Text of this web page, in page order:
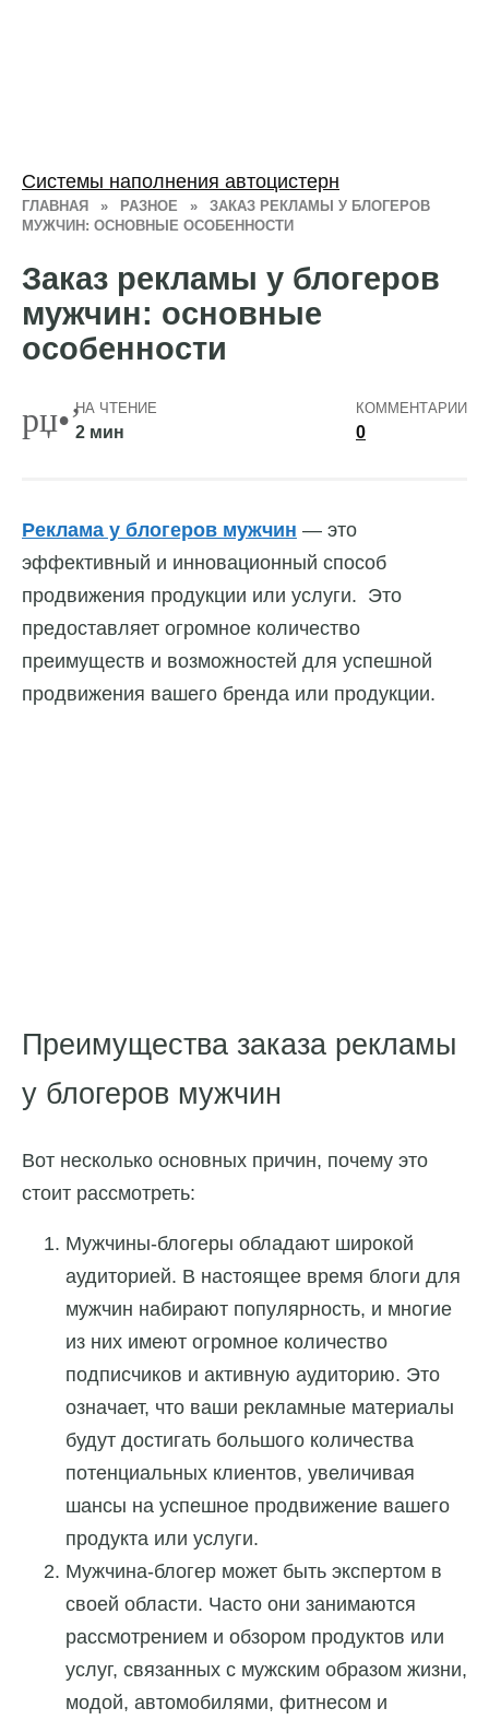
ГЛАВНАЯ » РАЗНОЕ »
ЗАКАЗ РЕКЛАМЫ У БЛОГЕРОВ
МУЖЧИН: ОСНОВНЫЕ ОСОБЕННОСТИ
Заказ рекламы у блогеров
мужчин: основные
особенности
НА ЧТЕНИЕ
2 мин
КОММЕНТАРИИ
0
Реклама у блогеров мужчин — это
эффективный и инновационный способ
продвижения продукции или услуги. Это
предоставляет огромное количество
преимуществ и возможностей для успешной
продвижения вашего бренда или продукции.
Преимущества заказа рекламы
у блогеров мужчин
Вот несколько основных причин, почему это
стоит рассмотреть:
Мужчины-блогеры обладают широкой
аудиторией. В настоящее время блоги для
мужчин набирают популярность, и многие
из них имеют огромное количество
подписчиков и активную аудиторию. Это
означает, что ваши рекламные материалы
будут достигать большого количества
потенциальных клиентов, увеличивая
шансы на успешное продвижение вашего
продукта или услуги.
Мужчина-блогер может быть экспертом в
своей области. Часто они занимаются
рассмотрением и обзором продуктов или
услуг, связанных с мужским образом жизни,
модой, автомобилями, фитнесом и
Системы наполнения автоцистерн